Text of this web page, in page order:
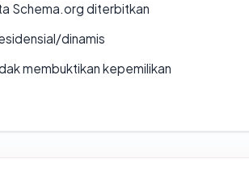
Schema.org diterbitkan
dinamis
membuktikan kepemilikan